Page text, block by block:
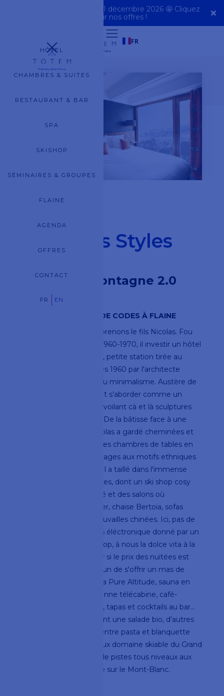
Rendez-vous à partir du 11 décembre 2026 🤩 Cliquez
ici pour voir nos offres !
FR
HÔTEL
CHAMBRES & SUITES
RESTAURANT & BAR
SPA
SKISHOP
SÉMINAIRES & GROUPES
FLAINE
AGENDA
OFFRES
CONTACT
FR EN
Retour
L'express Styles
Hôtels de montagne 2.0
TOTEM UN BRISEUR DE CODES À FLAINE
Dans la famille Sibuet, prenons le fils Nicolas. Fou
de design des années 1960-1970, il investir un hôtel
en déshérence à Flaine, petite station tirée au
cordeau dans les années 1960 par l'architecte
Marcel Breuer, prince du minimalisme. Austère de
prime abord, Flaine peut s'aborder comme un
musée à ciel ouvert, dévoilant cà et là sculptures
de Vasarely, Dubuffet... De la bâtisse face à une
oeuvre de Picasso, Nicolas a gardé cheminées et
murs en béton, égayé les chambres de tables en
châtaignier brut, de lainages aux motifs ethniques
et de tags graphiques. Il a taillé dans l'immense
lobby des corners intimes, dont un ski shop cosy
comme un salon de thé et des salons où
dialoguent tables Breuer, chaise Bertoia, sofas
Rock the Kasbah et trouvailles chinées. Ici, pas de
réception, juste un pass éléctronique donné par un
membre de l'hôtel et hop, à nous la dolce vita à la
carte. Oui, à la carte, car si le prix des nuitées est
imbattable, libre à chacun de s'offrir un mas de
petits plus : soins au Spa Pure Altitude, sauna en
terrasse dans une ancienne télécabine, café-
croissant à toute heure, tapas et cocktails au bar...
Le soir, d'aucuns picorent une salade bio, d'autres
font le plein d'énergie entre pasta et blanquette
pour affronter le fabuleux domaine skiable du Grand
Massif, 265 kilomètres de pistes tous niveaux aux
vues à couper le souffle sur le Mont-Blanc.